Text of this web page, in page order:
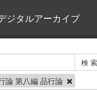
ジタルアーカイブ
論 第八編 品行論